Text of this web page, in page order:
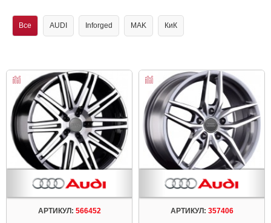
Все AUDI Inforged MAK КиК
АРТИКУЛ: 566452 АРТИКУЛ: 357406